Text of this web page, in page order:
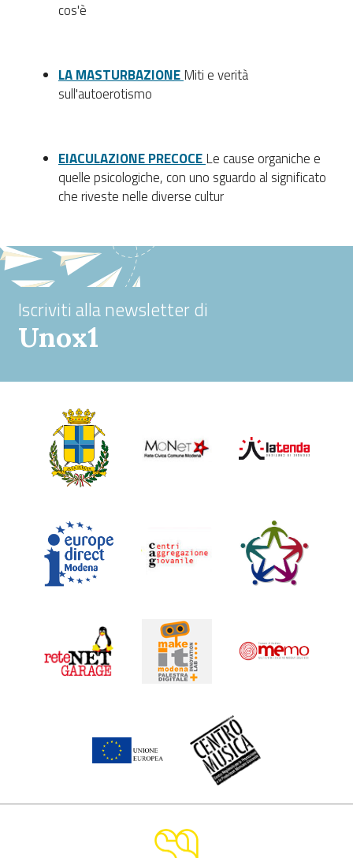
cos'è
LA MASTURBAZIONEMiti e verità
sull'autoerotismo
EIACULAZIONE PRECOCELe cause organiche e
quelle psicologiche, con uno sguardo al significato
che riveste nelle diverse cultur
Iscriviti alla newsletter di
Unox1